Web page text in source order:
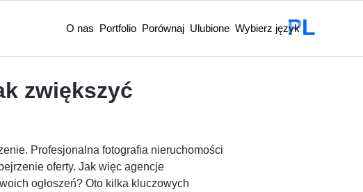
O nas Portfolio Porównaj Ulubione Wybierz językPL
zwiększyć
Profesjonalna fotografia nieruchomości
oferty. Jak więc agencje
ogłoszeń? Oto kilka kluczowych